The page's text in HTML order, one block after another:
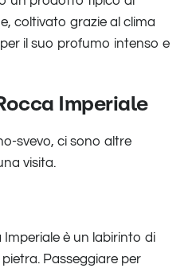
coltivato grazie al clima
il suo profumo intenso e
Imperiale
svevo, ci sono altre
visita.
Imperiale è un labirinto di
Passeggiare per